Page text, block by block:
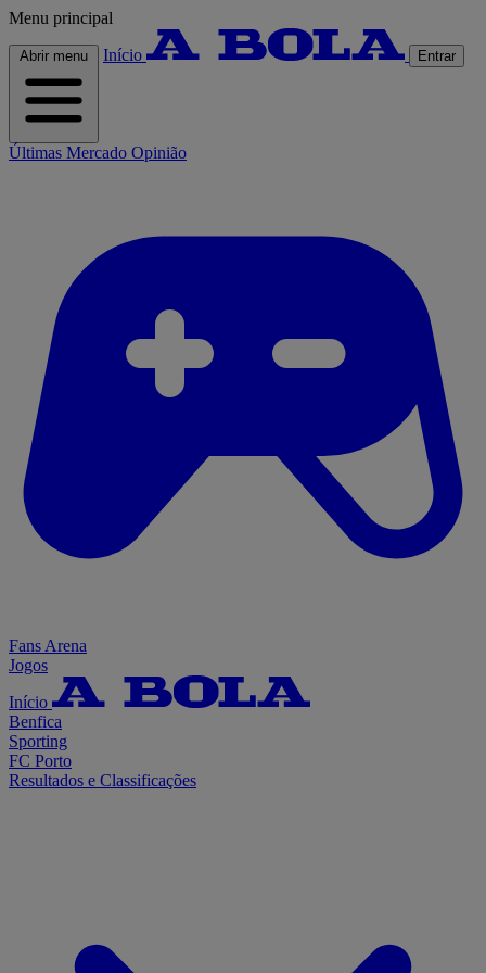
Menu principal
Abrir menu Início Entrar
Últimas Mercado Opinião
Fans Arena
Jogos
Início
Benfica
Sporting
FC Porto
Resultados e Classificações